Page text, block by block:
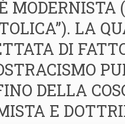
MODERNISTA
LA
DI
DELLA
E